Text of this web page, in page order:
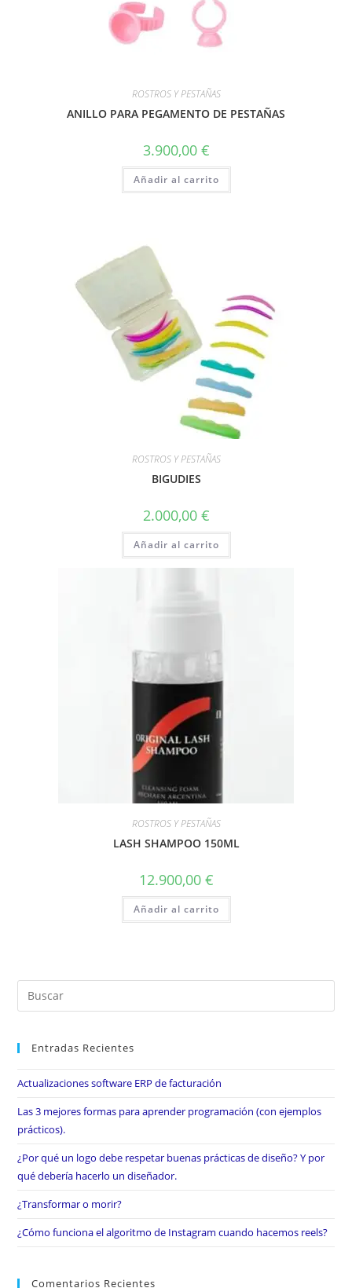
ROSTROS Y PESTAÑAS
ANILLO PARA PEGAMENTO DE PESTAÑAS
3.900,00 €
Añadir al carrito
ROSTROS Y PESTAÑAS
BIGUDIES
2.000,00 €
Añadir al carrito
ROSTROS Y PESTAÑAS
LASH SHAMPOO 150ML
12.900,00 €
Añadir al carrito
Entradas Recientes
Actualizaciones software ERP de facturación
Las 3 mejores formas para aprender programación (con ejemplos
prácticos).
¿Por qué un logo debe respetar buenas prácticas de diseño? Y por
qué debería hacerlo un diseñador.
¿Transformar o morir?
¿Cómo funciona el algoritmo de Instagram cuando hacemos reels?
Comentarios Recientes